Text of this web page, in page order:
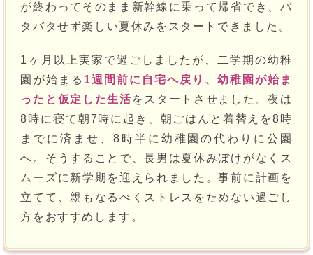
が終わってそのまま新幹線に乗って帰省でき、バ
タバタせず楽しい夏休みをスタートできました。
1ヶ月以上実家で過ごしましたが、二学期の幼稚
園が始まる 1週間前に自宅へ戻り、幼稚園が始ま
ったと仮定した生活をスタートさせました。夜は
8時に寝て朝7時に起き、朝ごはんと着替えを8時
までに済ませ、8時半に幼稚園の代わりに公園
へ。そうすることで、長男は夏休みぼけがなくス
ムーズに新学期を迎えられました。事前に計画を
立てて、親もなるべくストレスをためない過ごし
方をおすすめします。